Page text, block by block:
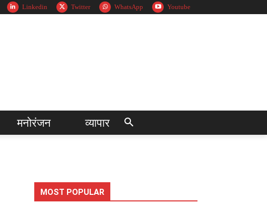
Linkedin Twitter WhatsApp Youtube
मनोरंजन व्यापार
MOST POPULAR